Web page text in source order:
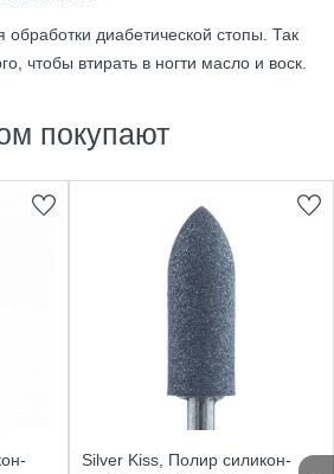
диабетической стопы. Так
чтобы втирать в ногти масло и воск.
покупают
Silver Kiss, Полир силикон-